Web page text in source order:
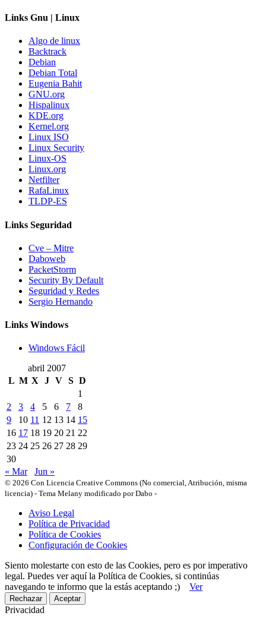
Links Gnu | Linux
Algo de linux
Backtrack
Debian
Debian Total
Eugenia Bahit
GNU.org
Hispalinux
KDE.org
Kernel.org
Linux ISO
Linux Security
Linux-OS
Linux.org
Netfilter
RafaLinux
TLDP-ES
Links Seguridad
Cve – Mitre
Daboweb
PacketStorm
Security By Default
Seguridad y Redes
Sergio Hernando
Links Windows
Windows Fácil
abril 2007
L M X J V S D
1
2
3 4 5 6 7
8
9
10 11 12 13 14 15
16 17 18 19 20 21 22
23 24 25 26 27 28 29
30
« Mar
Jun »
© 2026 Con Licencia Creative Commons (No comercial, Atribución, misma
licencia) - Tema Melany modificado por Dabo -
Aviso Legal
Política de Privacidad
Política de Cookies
Configuración de Cookies
Siento molestarte con esto de las Cookies, pero es por imperativo
legal. Puedes ver aquí la Política de Cookies, si continúas
navegando te informo que la estás aceptando ;) Ver
Rechazar Aceptar
Privacidad